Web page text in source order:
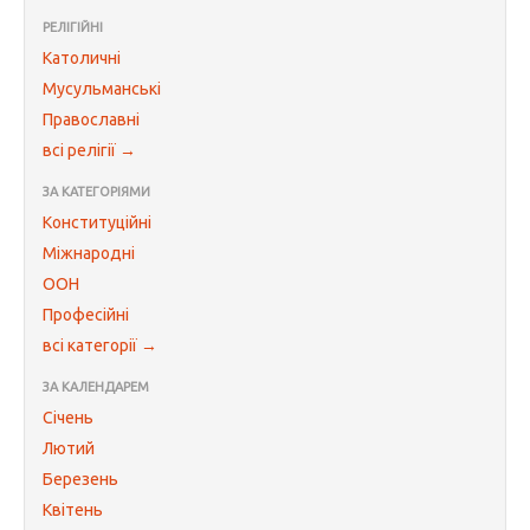
РЕЛІГІЙНІ
Католичні
Мусульманські
Православні
всі релігії →
ЗА КАТЕГОРІЯМИ
Конституційні
Міжнародні
ООН
Професійні
всі категорії →
ЗА КАЛЕНДАРЕМ
Січень
Лютий
Березень
Квітень